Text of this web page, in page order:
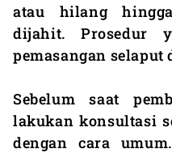
atau hilang
dijahit. Prosedur
pemasangan selaput
Sebelum saat
lakukan konsultasi
dengan cara